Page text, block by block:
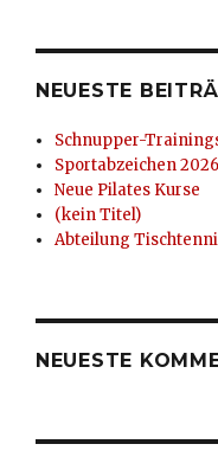
NEUESTE
Schnupper-
Sportabzeichen 2026
Neue Pilates Kurse
(kein Titel)
Abteilung
NEUESTE